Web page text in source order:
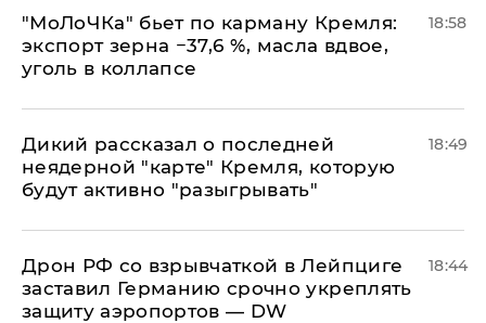
​"МоЛоЧКа" бьет по карману Кремля:
экспорт зерна −37,6 %, масла вдвое,
уголь в коллапсе
18:58
Дикий рассказал о последней
неядерной "карте" Кремля, которую
будут активно "разыгрывать"
18:49
​Дрон РФ со взрывчаткой в Лейпциге
заставил Германию срочно укреплять
защиту аэропортов — DW
18:44